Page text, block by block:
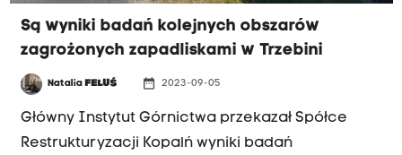
Są wyniki badań kolejnych obszarów
zagrożonych zapadliskami w Trzebini
Natalia FELUŚ date_range 2023-09-05
Główny Instytut Górnictwa przekazał Spółce
Restrukturyzacji Kopalń wyniki badań